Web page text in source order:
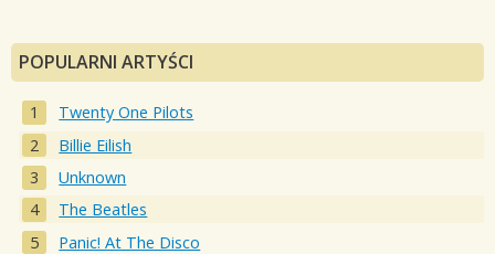
POPULARNI ARTYŚCI
Twenty One Pilots
Billie Eilish
Unknown
The Beatles
Panic! At The Disco